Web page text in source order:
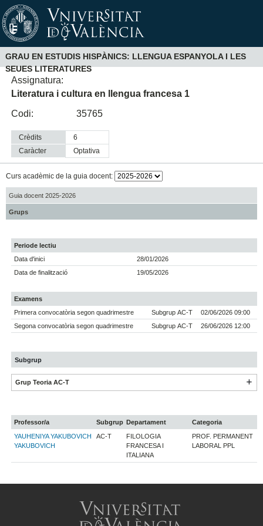
GRAU EN ESTUDIS HISPÀNICS: LLENGUA ESPANYOLA I LES
SEUES LITERATURES
Assignatura:
Literatura i cultura en llengua francesa 1
Codi:
35765
Crèdits
6
Caràcter
optativa
Curs acadèmic de la guia docent:
Guia docent 2025-2026
Grups
Periode lectiu
Data d'inici
28/01/2026
Data de finalització
19/05/2026
Examens
Primera convocatòria segon quadrimestre
Subgrup AC-T
02/06/2026 09:00
Segona convocatòria segon quadrimestre
Subgrup AC-T 26/06/2026 12:00
Subgrup
Grup Teoria AC-T
Professor/a Subgrup Departament
Categoria
YAUHENIYA YAKUBOVICH
YAKUBOVICH
AC-T
FILOLOGIA
FRANCESA I
ITALIANA
PROF. PERMANENT
LABORAL PPL